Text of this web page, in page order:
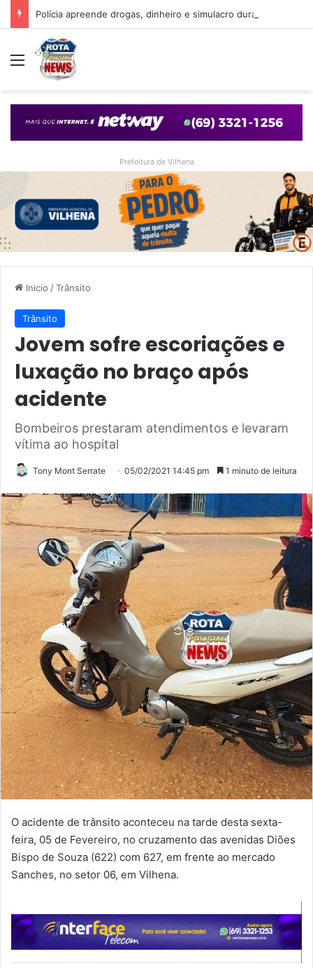
Menu
Prefeitura de Vilhena
Inicio /Trânsito
Trânsito
Jovem sofre escoriações e
luxação no braço após
acidente
Bombeiros prestaram atendimentos e levaram
vítima ao hospital
Tony Mont Serrate 05/02/2021 14:45 pm 1 minuto de leitura
O acidente de trânsito aconteceu na tarde desta sexta-
feira, 05 de Fevereiro, no cruzamento das avenidas Diões
Bispo de Souza (622) com 627, em frente ao mercado
Sanches, no setor 06, em Vilhena.